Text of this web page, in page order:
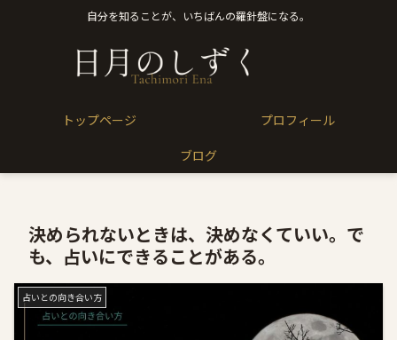
自分を知ることが、いちばんの羅針盤になる。
トップページ
プロフィール
ブログ
決められないときは、決めなくていい。で
も、占いにできることがある。
占いとの向き合い方